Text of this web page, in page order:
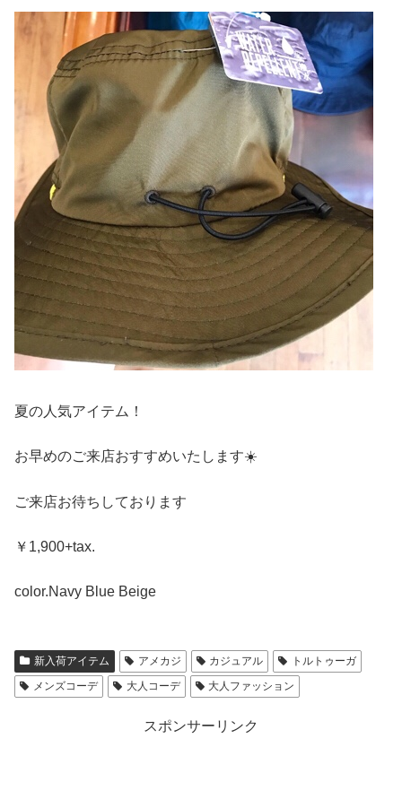
夏の人気アイテム！
お早めのご来店おすすめいたします☀️
ご来店お待ちしております
￥1,900+tax.
color.Navy Blue Beige
新入荷アイテム アメカジ カジュアル
トルトゥーガ
メンズコーデ
大人コーデ 大人ファッション
スポンサーリンク